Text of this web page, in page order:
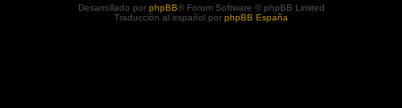
Desarrollado por phpBB® Forum Software © phpBB Limited
Traducción al español por phpBB España